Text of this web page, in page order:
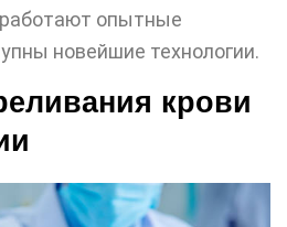
работают опытные
новейшие технологии.
крови